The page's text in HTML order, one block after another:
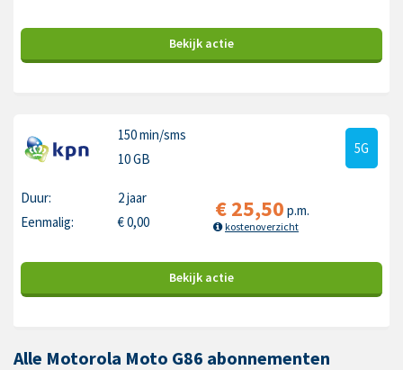
Bekijk actie
150 min/sms
10 GB
5G
Duur:
2 jaar
Eenmalig:
€0,00 €25,50 p.m.
kostenoverzicht
Bekijk actie
Alle Motorola Moto G86 abonnementen